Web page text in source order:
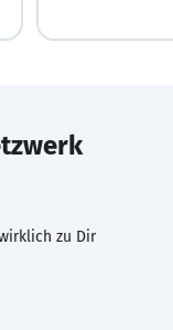
zu Dir